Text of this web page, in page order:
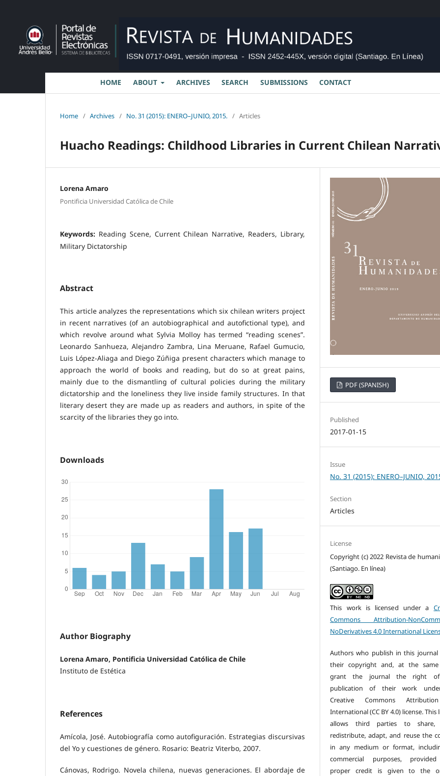
HOME ABOUT ARCHIVES SEARCH SUBMISSIONS CONTACT
Home / Archives / No. 31 (2015): ENERO–JUNIO, 2015. / Articles
Huacho Readings: Childhood Libraries in Current Chilean
Lorena Amaro
Pontificia Universidad Católica de Chile
Keywords: Reading Scene, Current Chilean Narrative, Readers, Library,
Military Dictatorship
Abstract
This article analyzes the representations which six chilean writers project
in recent narratives (of an autobiographical and autofictional type), and
which revolve around what Sylvia Molloy has termed “reading scenes”.
Leonardo Sanhueza, Alejandro Zambra, Lina Meruane, Rafael Gumucio,
Luis López-Aliaga and Diego Zúñiga present characters which manage to
approach the world of books and reading, but do so at great pains,
mainly due to the dismantling of cultural policies during the military
dictatorship and the loneliness they live inside family structures. In that
literary desert they are made up as readers and authors, in spite of the
scarcity of the libraries they go into.
Downloads
Author Biography
Lorena Amaro, Pontificia Universidad Católica de Chile
Instituto de Estética
References
Amícola, José. Autobiografía como autofiguración. Estrategias discursivas
del Yo y cuestiones de género. Rosario: Beatriz Viterbo, 2007.
Cánovas, Rodrigo. Novela chilena, nuevas generaciones. El abordaje de
PDF (SPANISH)
Published
2017-01-15
Issue
No. 31 (2015): ENERO–JUNIO,
Section
Articles
License
Copyright (c) 2022 Revista de
(Santiago. En línea)
This work is licensed under a
Commons Attribution-
NoDerivatives 4.0 International
Authors who publish in this journal
their copyright and, at the
grant the journal the right
publication of their work
Creative Commons
International (CC BY 4.0) license. This
allows third parties to share,
redistribute, adapt, and reuse the
in any medium or format,
commercial purposes,
proper credit is given to the